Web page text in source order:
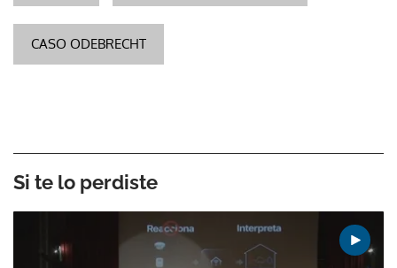
CASO ODEBRECHT
Si te lo perdiste